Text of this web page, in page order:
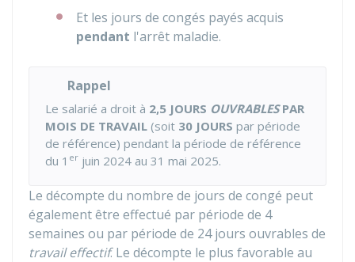
Et les jours de congés payés acquis
pendant l'arrêt maladie.
Rappel
Le salarié a droit à 2,5 JOURS OUVRABLESPAR
MOIS DE TRAVAIL (soit 30 JOURS par période
de référence) pendant la période de référence
du 1 er juin 2024 au 31 mai 2025.
Le décompte du nombre de jours de congé peut
également être effectué par période de 4
semaines ou par période de 24 jours ouvrables de
travail effectif. Le décompte le plus favorable au